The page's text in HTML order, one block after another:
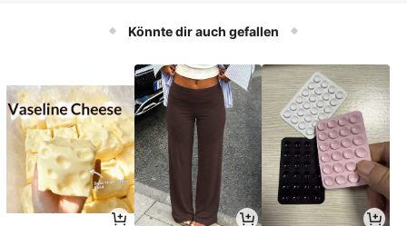
Könnte dir auch gefallen